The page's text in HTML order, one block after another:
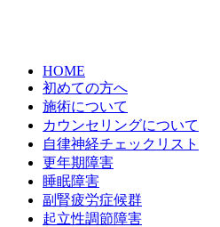
HOME
初めての方へ
施術について
カウンセリングについて
自律神経チェックリスト
更年期障害
睡眠障害
副腎疲労症候群
起立性調節障害